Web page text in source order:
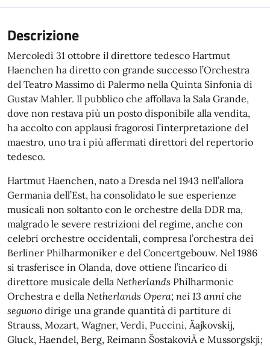
Descrizione
Mercoledì 31 ottobre il direttore tedesco Hartmut
Haenchen ha diretto con grande successo l’Orchestra
del Teatro Massimo di Palermo nella Quinta Sinfonia di
Gustav Mahler. Il pubblico che affollava la Sala Grande,
dove non restava più un posto disponibile alla vendita,
ha accolto con applausi fragorosi l’interpretazione del
maestro, uno tra i più affermati direttori del repertorio
tedesco.
Hartmut Haenchen, nato a Dresda nel 1943 nell’allora
Germania dell’Est, ha consolidato le sue esperienze
musicali non soltanto con le orchestre della DDR ma,
malgrado le severe restrizioni del regime, anche con
celebri orchestre occidentali, compresa l’orchestra dei
Berliner Philharmoniker e del Concertgebouw. Nel 1986
si trasferisce in Olanda, dove ottiene l’incarico di
direttore musicale della Netherlands Philharmonic
Orchestra e della Netherlands Opera; nei 13 anni che
seguono dirige una grande quantità di partiture di
Strauss, Mozart, Wagner, Verdi, Puccini, Äajkovskij,
Gluck, Haendel, Berg, Reimann ŠostakoviÄ e Mussorgskji;